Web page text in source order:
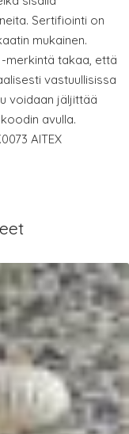
Sertifiointi on
mukainen.
-merkintä takaa, että
vastuullisissa
voidaan jäljittää
avulla.
AITEX